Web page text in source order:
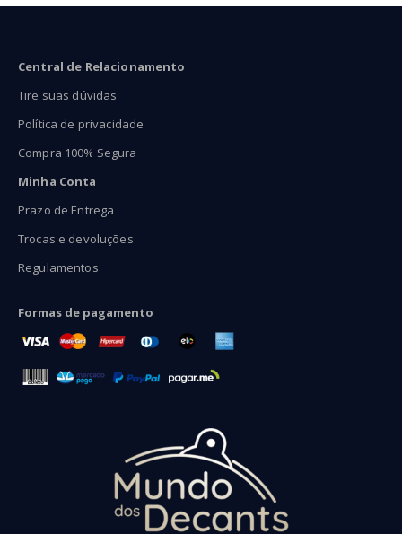
Central de Relacionamento
Tire suas dúvidas
Política de privacidade
Compra 100% Segura
Minha Conta
Prazo de Entrega
Trocas e devoluções
Regulamentos
Formas de pagamento